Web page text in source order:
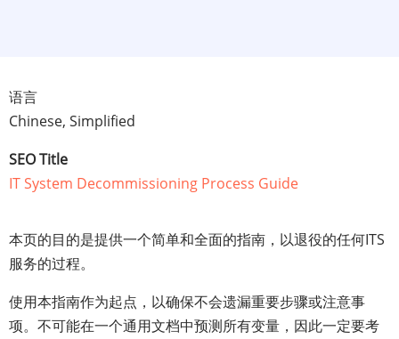
语言
Chinese, Simplified
SEO Title
IT System Decommissioning Process Guide
本页的目的是提供一个简单和全面的指南，以退役的任何ITS
服务的过程。
使用本指南作为起点，以确保不会遗漏重要步骤或注意事
项。不可能在一个通用文档中预测所有变量，因此一定要考